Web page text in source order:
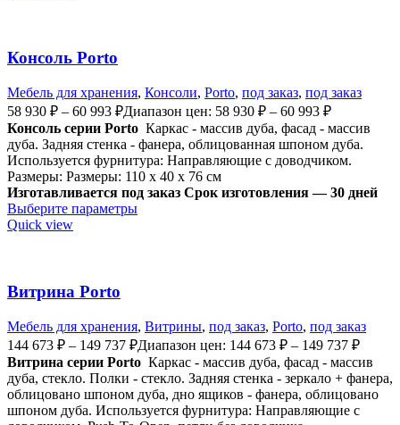
Консоль Porto
Мебель для хранения, Консоли, Porto, под заказ, под заказ
58 930 ₽ – 60 993 ₽Диапазон цен: 58 930 ₽ – 60 993 ₽
Консоль серии Porto Каркас - массив дуба, фасад - массив
дуба. Задняя стенка - фанера, облицованная шпоном дуба.
Используется фурнитура: Направляющие с доводчиком.
Размеры: Размеры: 110 x 40 x 76 см
Изготавливается под заказ Срок изготовления — 30 дней
Выберите параметры
Quick view
Витрина Porto
Мебель для хранения, Витрины, под заказ, Porto, под заказ
144 673 ₽ – 149 737 ₽Диапазон цен: 144 673 ₽ – 149 737 ₽
Витрина серии Porto Каркас - массив дуба, фасад - массив
дуба, стекло. Полки - стекло. Задняя стенка - зеркало + фанера,
облицовано шпоном дуба, дно ящиков - фанера, облицовано
шпоном дуба. Используется фурнитура: Направляющие с